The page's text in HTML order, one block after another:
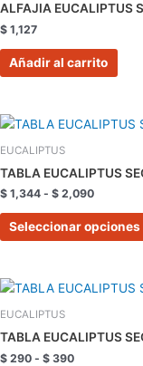
ALFAJIA EUCALIPTUS
$ 1,127
Añadir al carrito
EUCALIPTUS
TABLA EUCALIPTUS
$ 1,344 - $ 2,090
Rango
$ 1,344
hasta
Seleccionar opciones
EUCALIPTUS
TABLA EUCALIPTUS
$ 290 - $ 390
Rango
$ 290
hasta